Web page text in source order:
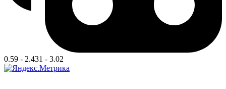
0.59 - 2.431 - 3.02